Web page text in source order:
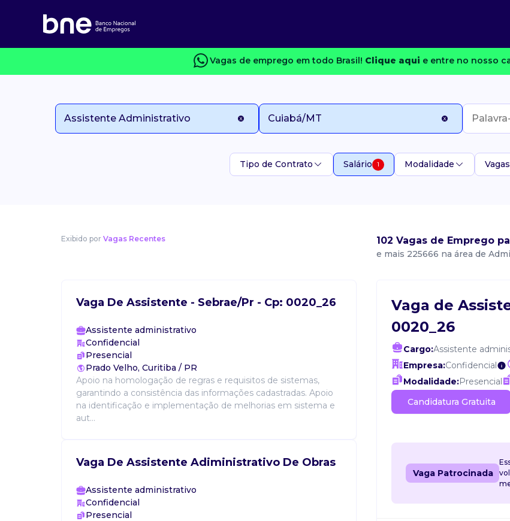
Vagas de emprego em todo Brasil! Clique aqui e entre no nosso
Tipo de Contrato Salário 1 Modalidade
Exibido por Vagas Recentes 102 Vagas de Emprego
e mais 225666 na área de
Vaga De Assistente - Sebrae/Pr - Cp: 0020_26
Assistente administrativo
Confidencial
Presencial
Prado Velho, Curitiba / PR
Apoio na homologação de regras e requisitos de sistemas,
garantindo a consistência das informações cadastradas. Apoio
na identificação e implementação de melhorias em sistema e
aut...
Vaga De Assistente Adiministrativo De Obras
Assistente administrativo
Confidencial
Presencial
Vaga de
0020_26
Cargo:Assistente
Empresa:Confidencial
Modalidade:Presencial
Candidatura Gratuita
Vaga Patrocinada